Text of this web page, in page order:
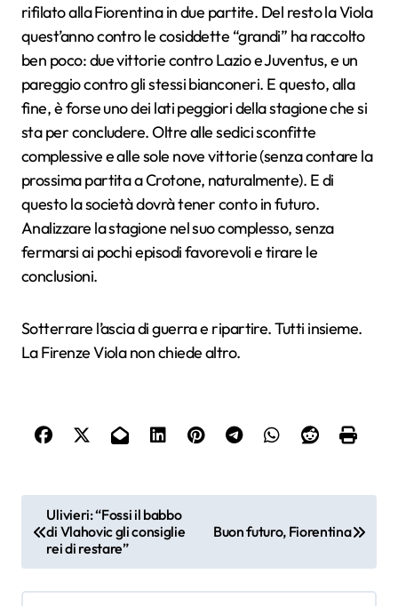
rifilato alla Fiorentina in due partite. Del resto la Viola
quest’anno contro le cosiddette “grandi” ha raccolto
ben poco: due vittorie contro Lazio e Juventus, e un
pareggio contro gli stessi bianconeri. E questo, alla
fine, è forse uno dei lati peggiori della stagione che si
sta per concludere. Oltre alle sedici sconfitte
complessive e alle sole nove vittorie (senza contare la
prossima partita a Crotone, naturalmente). E di
questo la società dovrà tener conto in futuro.
Analizzare la stagione nel suo complesso, senza
fermarsi ai pochi episodi favorevoli e tirare le
conclusioni.
Sotterrare l’ascia di guerra e ripartire. Tutti insieme.
La Firenze Viola non chiede altro.
a
v
Ulivieri: “Fossi il babbo
di Vlahovic gli consiglie
rei di restare”
Buon futuro, Fiorentina